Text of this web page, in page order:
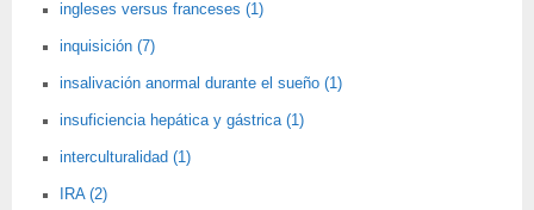
ingleses versus franceses (1)
inquisición (7)
insalivación anormal durante el sueño (1)
insuficiencia hepática y gástrica (1)
interculturalidad (1)
IRA (2)